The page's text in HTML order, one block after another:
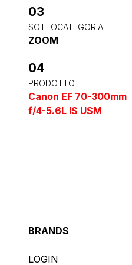
03
SOTTOCATEGORIA
ZOOM
04
PRODOTTO
Canon EF 70-300mm
f/4-5.6L IS USM
BRANDS
LOGIN